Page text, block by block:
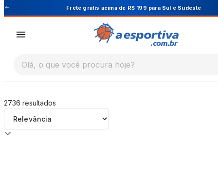
A Esportiva Frete grátis acima de R$ 199 para Sul e Sudeste
Olá, o que você procura hoje?
2736 resultados